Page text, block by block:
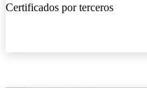
Certificados por terceros